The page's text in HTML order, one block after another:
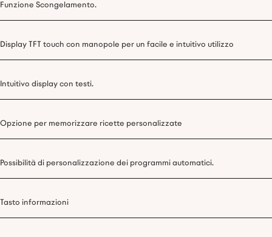
Funzione Scongelamento.
Display TFT touch con manopole per un facile e intuitivo utilizzo
Intuitivo display con testi.
Opzione per memorizzare ricette personalizzate
Possibilità di personalizzazione dei programmi automatici.
Tasto informazioni